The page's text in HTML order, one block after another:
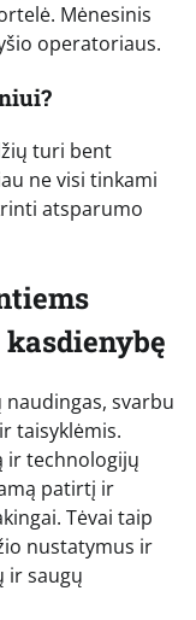
Mėnesinis
operatoriaus.
turi bent
ne visi tinkami
atsparumo
svarbu
taisyklėmis.
ir technologijų
patirtį ir
Tėvai taip
nustatymus ir
ir saugų